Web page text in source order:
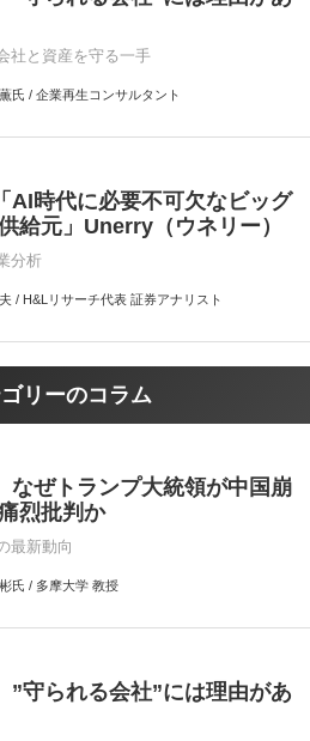
社と資産を守る一手
氏 / 企業再生コンサルタント
AI時代に必要不可欠なビッグ
給元」Unerry（ウネリー）
分析
/ H&Lリサーチ代表 証券アナリスト
リーのコラム
ぜトランプ大統領が中国崩
烈批判か
最新動向
氏 / 多摩大学 教授
守られる会社”には理由があ